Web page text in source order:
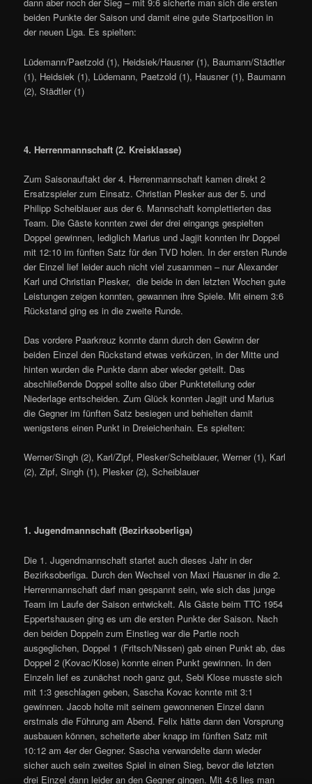
dann aber noch der Sieg – mit 9:6 sicherte man sich die ersten
beiden Punkte der Saison und damit eine gute Startposition in
der neuen Liga. Es spielten:
Lüdemann/Paetzold (1), Heidsiek/Hausner (1), Baumann/Städtler
(1), Heidsiek (1), Lüdemann, Paetzold (1), Hausner (1), Baumann
(2), Städtler (1)
4. Herrenmannschaft (2. Kreisklasse)
Zum Saisonauftakt der 4. Herrenmannschaft kamen direkt 2
Ersatzspieler zum Einsatz. Christian Plesker aus der 5. und
Philipp Scheiblauer aus der 6. Mannschaft komplettierten das
Team. Die Gäste konnten zwei der drei eingangs gespielten
Doppel gewinnen, lediglich Marius und Jagjit konnten ihr Doppel
mit 12:10 im fünften Satz für den TVD holen. In der ersten Runde
der Einzel lief leider auch nicht viel zusammen – nur Alexander
Karl und Christian Plesker, die beide in den letzten Wochen gute
Leistungen zeigen konnten, gewannen ihre Spiele. Mit einem 3:6
Rückstand ging es in die zweite Runde.
Das vordere Paarkreuz konnte dann durch den Gewinn der
beiden Einzel den Rückstand etwas verkürzen, in der Mitte und
hinten wurden die Punkte dann aber wieder geteilt. Das
abschließende Doppel sollte also über Punkteteilung oder
Niederlage entscheiden. Zum Glück konnten Jagjit und Marius
die Gegner im fünften Satz besiegen und behielten damit
wenigstens einen Punkt in Dreieichenhain. Es spielten:
Werner/Singh (2), Karl/Zipf, Plesker/Scheiblauer, Werner (1), Karl
(2), Zipf, Singh (1), Plesker (2), Scheiblauer
1. Jugendmannschaft (Bezirksoberliga)
Die 1. Jugendmannschaft startet auch dieses Jahr in der
Bezirksoberliga. Durch den Wechsel von Maxi Hausner in die 2.
Herrenmannschaft darf man gespannt sein, wie sich das junge
Team im Laufe der Saison entwickelt. Als Gäste beim TTC 1954
Eppertshausen ging es um die ersten Punkte der Saison. Nach
den beiden Doppeln zum Einstieg war die Partie noch
ausgeglichen, Doppel 1 (Fritsch/Nissen) gab einen Punkt ab, das
Doppel 2 (Kovac/Klose) konnte einen Punkt gewinnen. In den
Einzeln lief es zunächst noch ganz gut, Sebi Klose musste sich
mit 1:3 geschlagen geben, Sascha Kovac konnte mit 3:1
gewinnen. Jacob holte mit seinem gewonnenen Einzel dann
erstmals die Führung am Abend. Felix hätte dann den Vorsprung
ausbauen können, scheiterte aber knapp im fünften Satz mit
10:12 am 4er der Gegner. Sascha verwandelte dann wieder
sicher auch sein zweites Spiel in einen Sieg, bevor die letzten
drei Einzel dann leider an den Gegner gingen. Mit 4:6 lies man